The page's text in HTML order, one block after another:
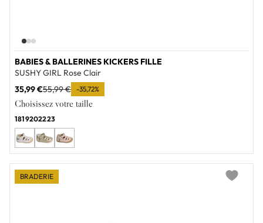
BABIES & BALLERINES KICKERS FILLE
SUSHY GIRL Rose Clair
35,99 €55,99 € -35,72%
Choisissez votre taille
1819202223
BRADERIE